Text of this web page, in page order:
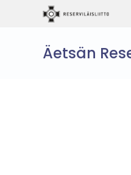
Äetsän